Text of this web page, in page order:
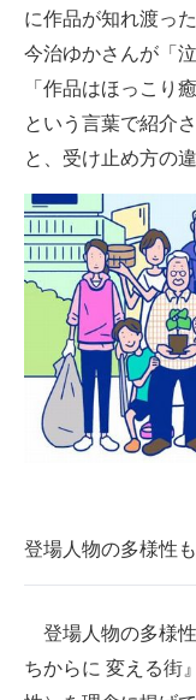
に作品が知れ渡っ
今治ゆかさんが「
「作品はほっこり
という言葉で紹介
と、受け止め方の
登場人物の多様性
登場人物の多様
ちからに 変える街